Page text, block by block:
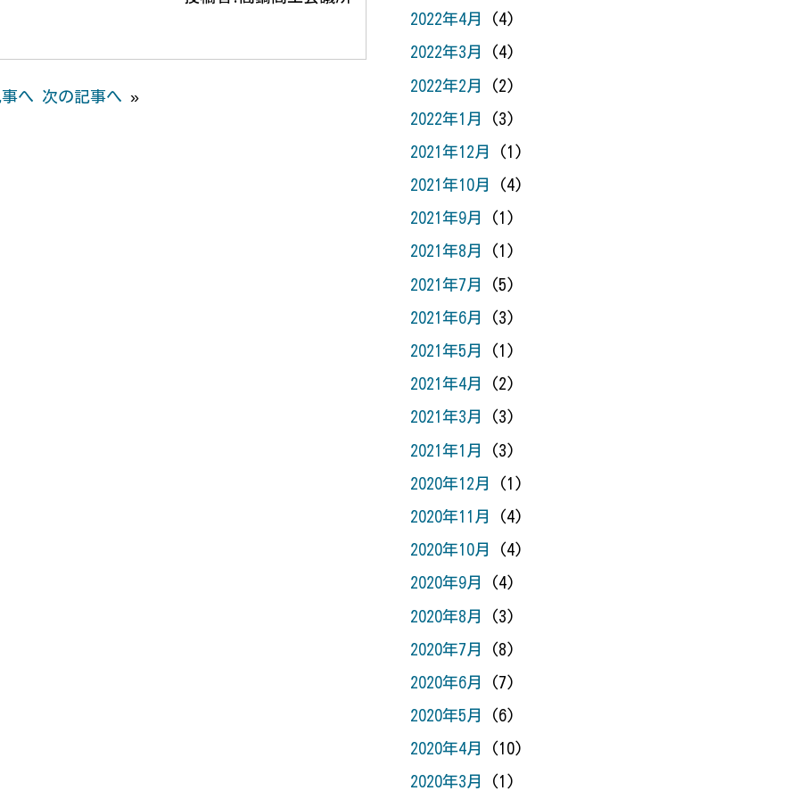
t
s
i
i
t
へ 次の記事へ »
2022年4月 (4)
2022年3月 (4)
2022年2月 (2)
2022年1月 (3)
2021年12月 (1)
2021年10月 (4)
2021年9月 (1)
2021年8月 (1)
2021年7月 (5)
2021年6月 (3)
2021年5月 (1)
2021年4月 (2)
2021年3月 (3)
2021年1月 (3)
2020年12月 (1)
2020年11月 (4)
2020年10月 (4)
2020年9月 (4)
2020年8月 (3)
2020年7月 (8)
2020年6月 (7)
2020年5月 (6)
2020年4月 (10)
2020年3月 (1)